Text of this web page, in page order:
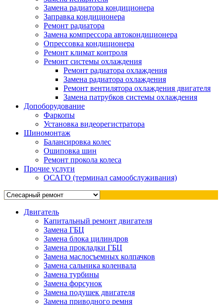
Замена радиатора кондиционера
Заправка кондиционера
Ремонт радиатора
Замена компрессора автокондиционера
Опрессовка кондиционера
Ремонт климат контроля
Ремонт системы охлаждения
Ремонт радиатора охлаждения
Замена радиатора охлаждения
Ремонт вентилятора охлаждения двигателя
Замена патрубков системы охлаждения
Допоборудование
Фаркопы
Установка видеорегистратора
Шиномонтаж
Балансировка колес
Ошиповка шин
Ремонт прокола колеса
Прочие услуги
ОСАГО (терминал самообслуживания)
Двигатель
Капитальный ремонт двигателя
Замена ГБЦ
Замена блока цилиндров
Замена прокладки ГБЦ
Замена маслосъемных колпачков
Замена сальника коленвала
Замена турбины
Замена форсунок
Замена подушек двигателя
Замена приводного ремня